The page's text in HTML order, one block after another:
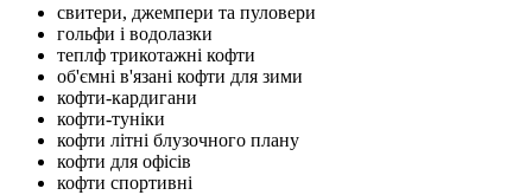
свитери, джемпери та пуловери
гольфи і водолазки
теплф трикотажні кофти
об'ємні в'язані кофти для зими
кофти-кардигани
кофти-туніки
кофти літні блузочного плану
кофти для офісів
кофти спортивні